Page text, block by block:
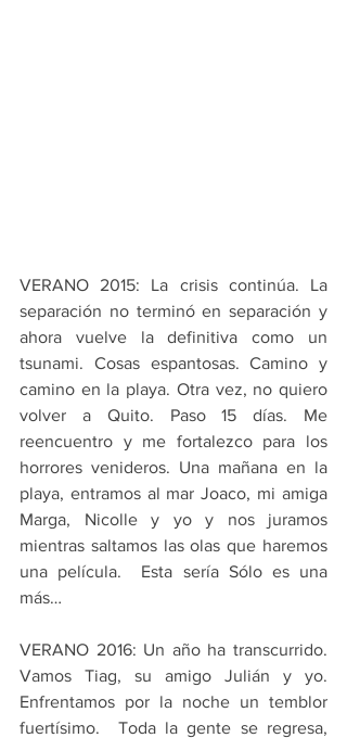
VERANO 2015: La crisis continúa. La
separación no terminó en separación y
ahora vuelve la definitiva como un
tsunami. Cosas espantosas. Camino y
camino en la playa. Otra vez, no quiero
volver a Quito. Paso 15 días. Me
reencuentro y me fortalezco para los
horrores venideros. Una mañana en la
playa, entramos al mar Joaco, mi amiga
Marga, Nicolle y yo y nos juramos
mientras saltamos las olas que haremos
una película.  Esta sería Sólo es una
más…
VERANO 2016: Un año ha transcurrido.
Vamos Tiag, su amigo Julián y yo.
Enfrentamos por la noche un temblor
fuertísimo.  Toda la gente se regresa,